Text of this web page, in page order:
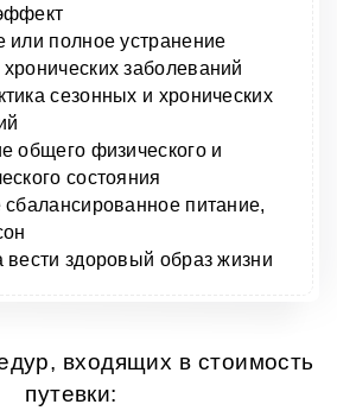
или полное устранение
заболеваний
сезонных и хронических
общего физического и
состояния
сбалансированное питание,
вести здоровый образ жизни
входящих в стоимость
путевки: